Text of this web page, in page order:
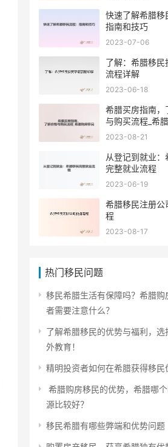
快速了解希腊移
指南和技巧
2023-07-06
了解：希腊移民
流程详解
2023-06-18
希腊买房指南，
与购买流程_希
2023-08-21
从登记到就业：
完整就业流程
2023-06-19
希腊移民注册公
程
2023-08-17
热门移民问题
移民希腊生活有保障吗？希腊购
者需要注意什么？
了解希腊移民的优势与福利，选
外教育！
精明投资者如何在希腊获得移民
希腊购房移民的优势，希腊哪
源比较好？
移民希腊有哪些弊端和优势问题